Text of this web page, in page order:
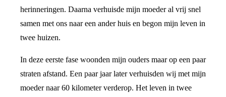
herinneringen. Daarna verhuisde mijn moeder al vrij snel
samen met ons naar een ander huis en begon mijn leven in
twee huizen.
In deze eerste fase woonden mijn ouders maar op een paar
straten afstand. Een paar jaar later verhuisden wij met mijn
moeder naar 60 kilometer verderop. Het leven in twee